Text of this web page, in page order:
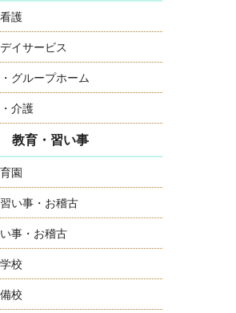
護
イサービス
グループホーム
介護
教育・習い事
園
い事・お稽古
事・お稽古
校
校